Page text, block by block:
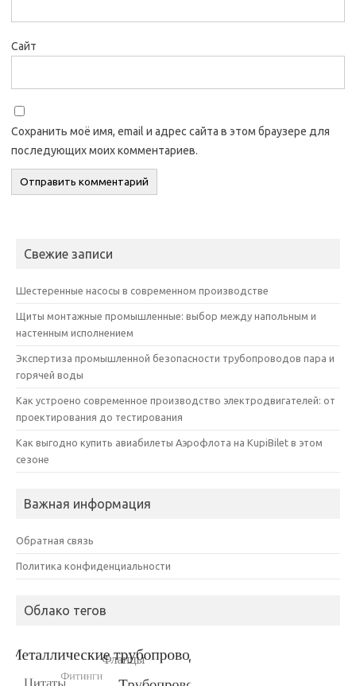
Сайт
Сохранить моё имя, email и адрес сайта в этом браузере для
последующих моих комментариев.
Свежие записи
Шестеренные насосы в современном производстве
Щиты монтажные промышленные: выбор между напольным и
настенным исполнением
Экспертиза промышленной безопасности трубопроводов пара и
горячей воды
Как устроено современное производство электродвигателей: от
проектирования до тестирования
Как выгодно купить авиабилеты Аэрофлота на KupiBilet в этом
сезоне
Важная информация
Обратная связь
Политика конфиденциальности
Облако тегов